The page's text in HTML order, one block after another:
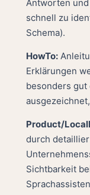
Antworten
schnell zu
Schema).
HowTo:
Erklärungen
besonders gut
Product/
durch
Sichtbarkeit